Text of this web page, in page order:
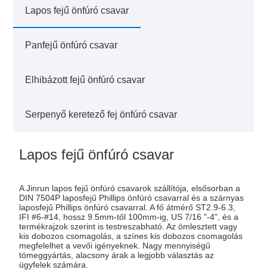
Lapos fejű önfúró csavar
Panfejű önfúró csavar
Elhibázott fejű önfúró csavar
Serpenyő keretező fej önfúró csavar
Lapos fejű önfúró csavar
A Jinrun lapos fejű önfúró csavarok szállítója, elsősorban a
DIN 7504P laposfejű Phillips önfúró csavarral és a szárnyas
laposfejű Phillips önfúró csavarral. A fő átmérő ST2.9-6.3,
IFI #6-#14, hossz 9.5mm-től 100mm-ig, US 7/16 "-4", és a
termékrajzok szerint is testreszabható. Az ömlesztett vagy
kis dobozos csomagolás, a színes kis dobozos csomagolás
megfelelhet a vevői igényeknek. Nagy mennyiségű
tömeggyártás, alacsony árak a legjobb választás az
ügyfelek számára.